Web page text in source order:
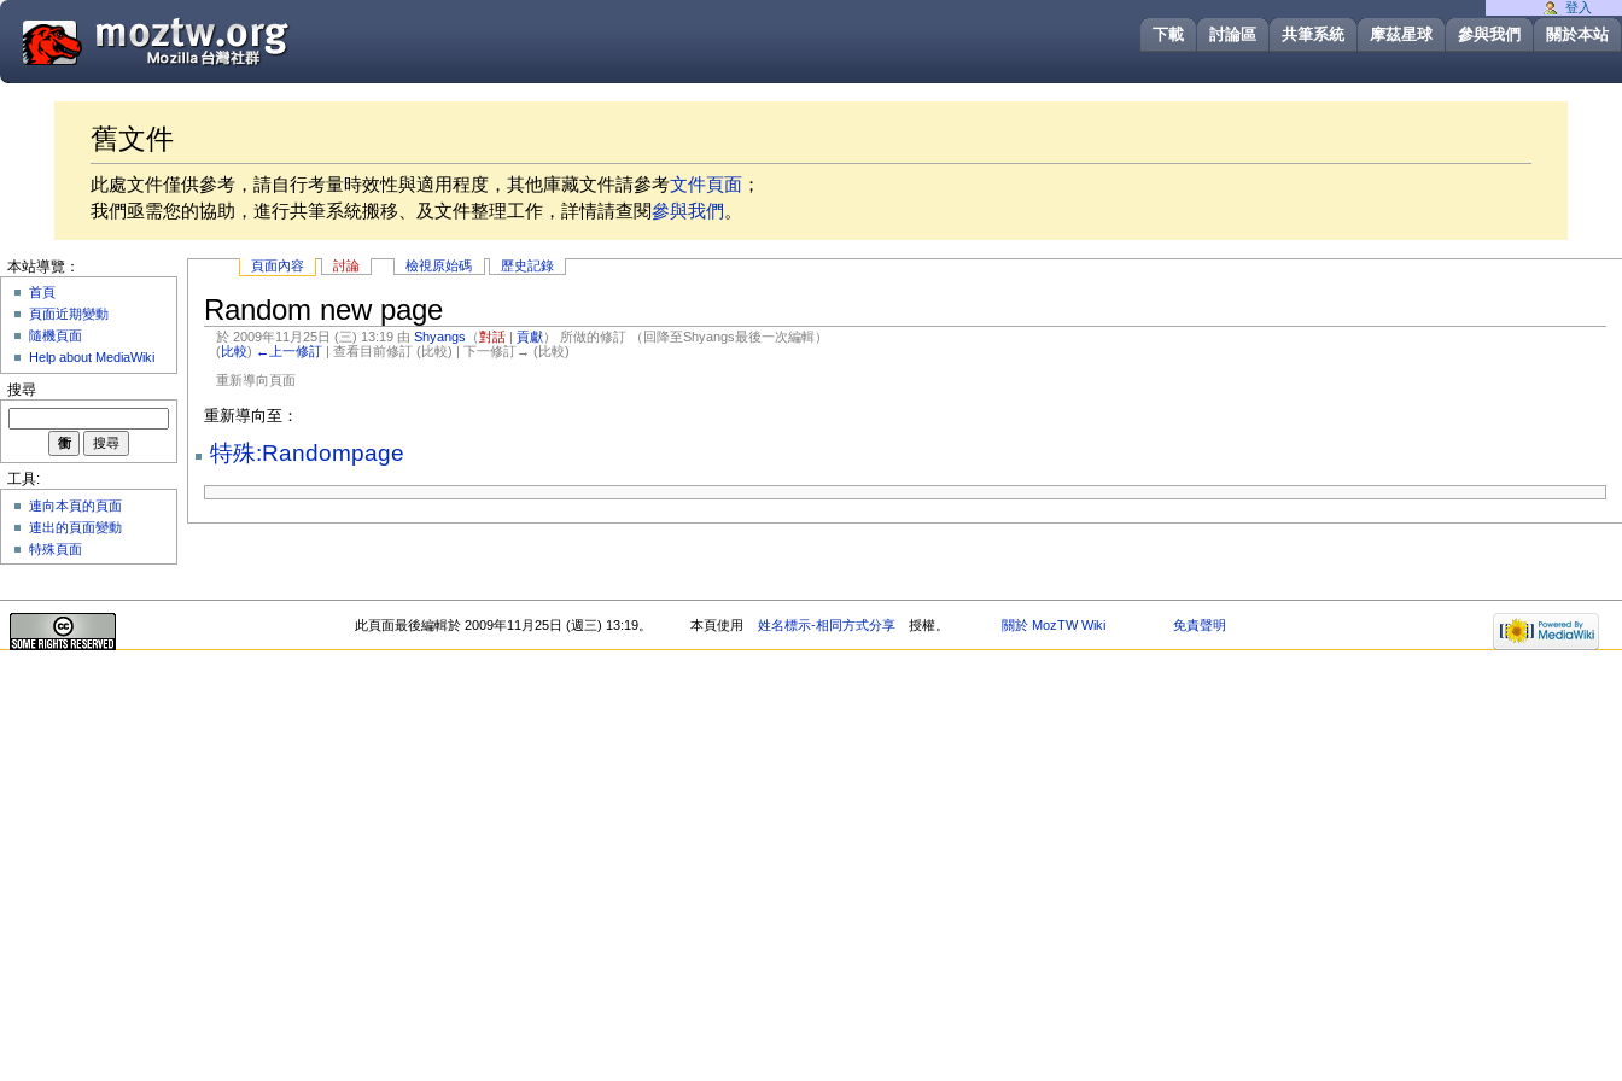
關於本站
參與我們
摩茲星球
共筆系統
討論區
下載
舊文件
此處文件僅供參考，請自行考量時效性與適用程度，其他庫藏文件請參考文件頁面 ；
我們亟需您的協助，進行共筆系統搬移、及文件整理工作，詳情請查閱參與我們。
頁面內容 討論 檢視原始碼 歷史記錄
Random new page
於 2009年11月25日 (三) 13:19 由Shyangs （對話 |貢獻） 所做的修訂
（回降至Shyangs最後一次編輯）
(比較) ←上一修訂 | 查看目前修訂 (比較) | 下一修訂→ (比較)
重新導向頁面
重新導向至：
特殊:Randompage
登入
本站導覽：
首頁
頁面近期變動
隨機頁面
Help about MediaWiki
搜尋
工具:
連向本頁的頁面
連出的頁面變動
特殊頁面
此頁面最後編輯於 2009年11月25日 (週三) 13:19。 本頁使用 姓名標示-相同方式分享 授權。 關於 MozTW Wiki 免責聲明